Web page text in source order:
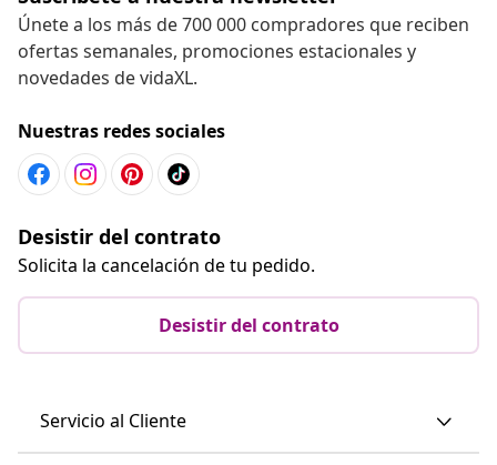
Únete a los más de 700 000 compradores que reciben
ofertas semanales, promociones estacionales y
novedades de vidaXL.
Nuestras redes sociales
Desistir del contrato
Solicita la cancelación de tu pedido.
Desistir del contrato
Servicio al Cliente